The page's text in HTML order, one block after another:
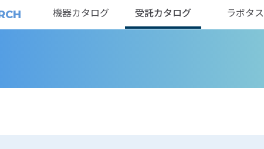
機器カタログ 受託カタログ ラボタス